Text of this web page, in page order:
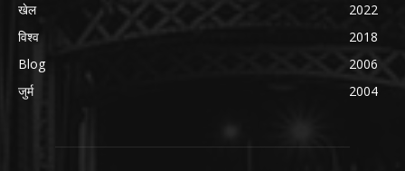
खेल
2022
विश्व
2018
Blog
2006
जुर्म
2004